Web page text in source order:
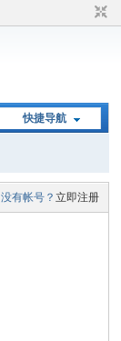
快捷导航
没有帐号？ 立即注册